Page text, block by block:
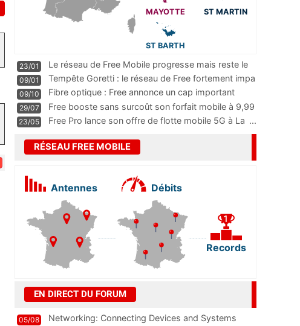
MAYOTTE ST MARTIN
ST BARTH
23/01
Le réseau de Free Mobile progresse mais reste le
m
...
09/01
Tempête Goretti : le réseau de Free fortement impa
09/10
Fibre optique : Free annonce un cap important
pass
...
29/07
Free booste sans surcoût son forfait mobile à 9,99
23/05 Free Pro lance son offre de flotte mobile 5G à La ...
RÉSEAU FREE MOBILE
Antennes Débits
Records
EN DIRECT DU FORUM
05/08 Networking: Connecting Devices and Systems